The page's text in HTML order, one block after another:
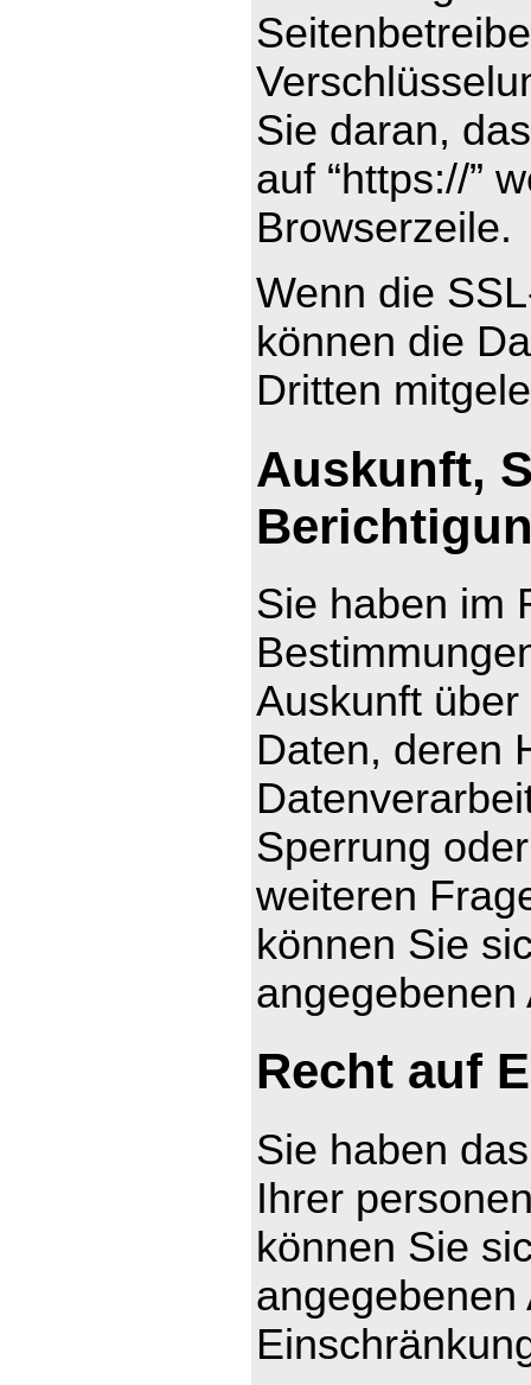
Sie daran,
auf “https://”
Browserzeile.
Wenn die
können die
Dritten
Auskunft,
Sie haben im
Auskunft
Daten, deren
Sperrung
weiteren
können Sie
Recht auf
Sie haben
Ihrer
können Sie